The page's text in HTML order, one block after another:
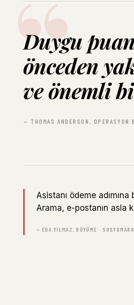
Duygu
önceden
ve önemli
— THOMAS ANDERSON, OPERASYON
Asistanı ödeme
Arama, e-postanın asla
— EDA YILMAZ, BÜYÜME ·